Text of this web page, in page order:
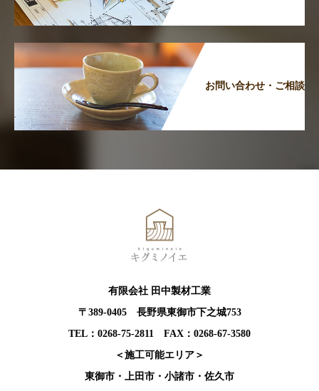
お問い合わせ・ご相談
有限会社 田中製材工業
〒389-0405 長野県東御市下之城753
TEL：0268-75-2811 FAX：0268-67-3580
＜施工可能エリア＞
東御市・上田市・小諸市・佐久市